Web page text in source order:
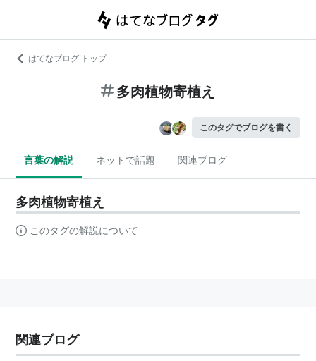
はてなブログ トップ
多肉植物寄植え
このタグでブログを書く
言葉の解説 ネットで話題 関連ブログ
多肉植物寄植え
このタグの解説について
関連ブログ